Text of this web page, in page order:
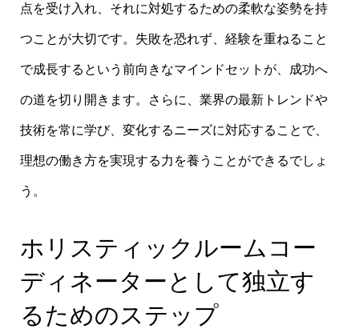
点を受け入れ、それに対処するための柔軟な姿勢を持
つことが大切です。失敗を恐れず、経験を重ねること
で成長するという前向きなマインドセットが、成功へ
の道を切り開きます。さらに、業界の最新トレンドや
技術を常に学び、変化するニーズに対応することで、
理想の働き方を実現する力を養うことができるでしょ
う。
ホリスティックルームコー
ディネーターとして独立す
るためのステップ